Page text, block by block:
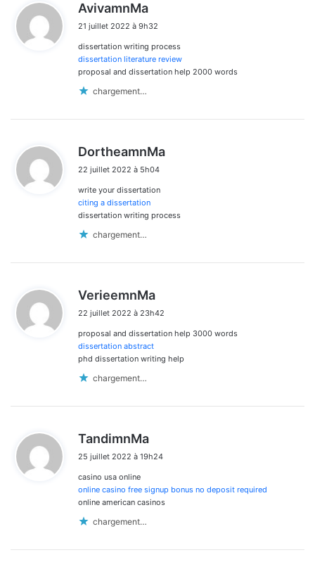
AvivamnMa
t
:
21 juillet 2022 à 9h32
dissertation writing process
dissertation literature review
proposal and dissertation help 2000 words
chargement…
DortheamnMa
22 juillet 2022 à 5h04
write your dissertation
citing a dissertation
dissertation writing process
chargement…
VerieemnMa
t
22 juillet 2022 à 23h42
proposal and dissertation help 3000 words
dissertation abstract
phd dissertation writing help
chargement…
TandimnMa
t
:
25 juillet 2022 à 19h24
casino usa online
online casino free signup bonus no deposit required
online american casinos
chargement…